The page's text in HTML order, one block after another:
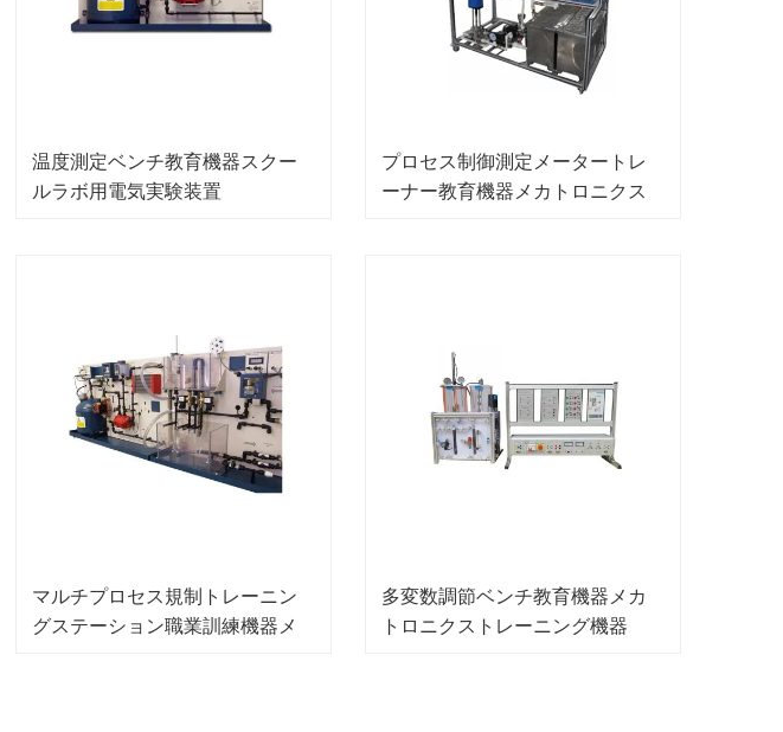
温度測定ベンチ教育機器スクー
ルラボ用電気実験装置
プロセス制御測定メータートレ
ーナー教育機器メカトロニクス
マルチプロセス規制トレーニン
グステーション職業訓練機器メ
多変数調節ベンチ教育機器メカ
トロニクストレーニング機器